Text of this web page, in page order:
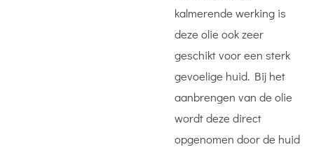
kalmerende werking is
deze olie ook zeer
geschikt voor een sterk
gevoelige huid. Bij het
aanbrengen van de olie
wordt deze direct
opgenomen door de huid